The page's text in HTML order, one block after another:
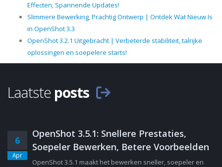
Effecten, Spannende Updates!
Slimmere Bewerking, Prachtig Ontwerp | Ontdek Wat Nieuw Is
in OpenShot 3.3
OpenShot 3.2.1 Uitgebracht | Verbeterde stabiliteit, talrijke
oplossingen en soepelere starts!
Laatste posts
6
Apr
OpenShot 3.5.1: Snellere Prestaties,
Soepeler Bewerken, Betere Voorbeelden
OpenShot 3.5.1 maakt het bewerken sneller, soepeler en